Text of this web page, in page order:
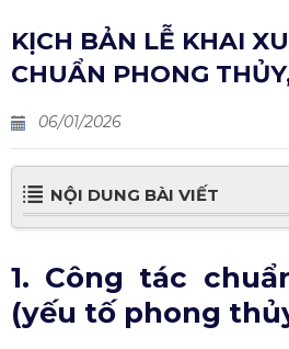
KỊCH BẢN LỄ KHAI
CHUẨN PHONG
06/01/2026
NỘI DUNG BÀI VIẾT
1. Công tác
(yếu tố phong